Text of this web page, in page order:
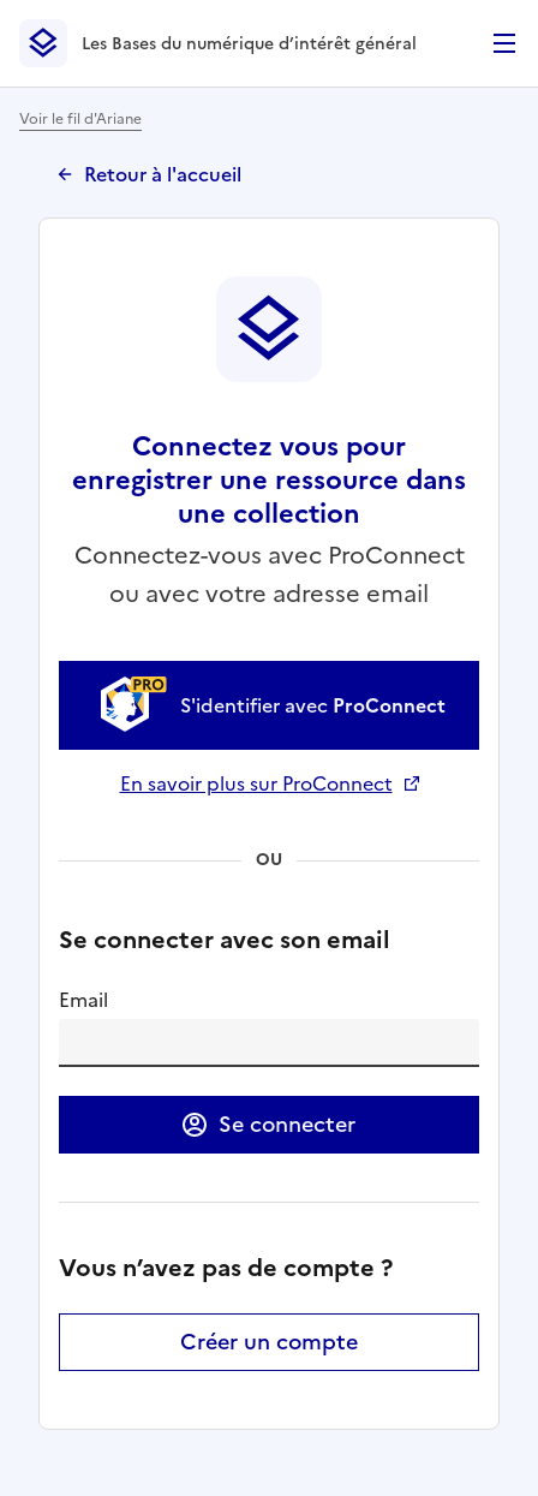
Les Bases du numérique d’intérêt général- Retour à la
Les Bases du numérique d’intérêt général
Voir le fil d'Ariane
Retour à l'accueil
Connectez vous pour
enregistrer une ressource dans
une collection
Connectez-vous avec ProConnect
ou avec votre adresse email
S'identifier avec ProConnect
En savoir plus sur ProConnect
OU
Se connecter avec son email
Email
Se connecter
Vous n’avez pas de compte ?
Créer un compte